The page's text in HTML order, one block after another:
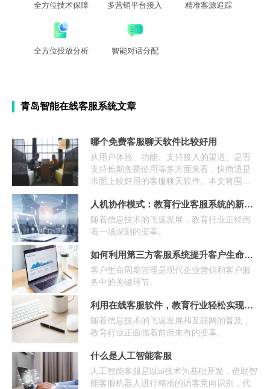
全方位技术保障 多营销平台接入 精准客源追踪
全方位投放分析 智能对话分配
青岛智能在线客服系统文章
哪个免费客服聊天软件比较好用
从用户体验、功能、支持接入的渠道、是否
支持长期免费使用等多方面来看，快商通是
市面上较好用的客服聊天软件。本文将围绕
方面来为大家介绍真正好用的客服聊天软
件。
人机协作模式：教育行业客服系统的新助力，提升人工客服效能
随着信息技术的飞速发展，教育行业正经历
着一场深刻的变革。
如何利用第三方客服系统提升客户生命周期管理
客户生命周期管理是现代企业营销和客户服
务中的关键环节。
利用在线客服软件，教育行业轻松实现降本增效目标
随着信息技术的飞速发展和互联网的普及，
教育行业正面临着前所未有的变革。
什么是人工智能客服
人工智能客服是以ai技术为基础开发，借助智
能客服机器人进行精准的访客意向识别，代